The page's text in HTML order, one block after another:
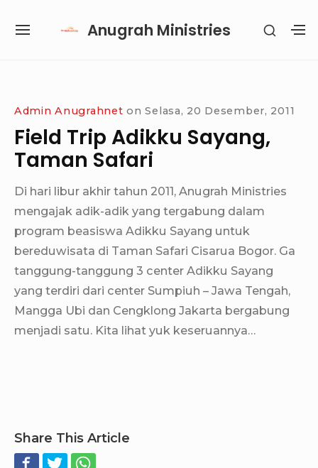
Anugrah Ministries
SITE
SHOW
Admin Anugrahnet on Selasa, 20 Desember, 2011
Field Trip Adikku Sayang,
Taman Safari
Di hari libur akhir tahun 2011, Anugrah Ministries
mengajak adik-adik yang tergabung dalam
program beasiswa Adikku Sayang untuk
bereduwisata di Taman Safari Cisarua Bogor. Ga
tanggung-tanggung 3 center Adikku Sayang
yang terdiri dari center Sumpiuh – Jawa Tengah,
Mangga Ubi dan Cengklong Jakarta bergabung
menjadi satu. Kita lihat yuk keseruannya…
Share This Article